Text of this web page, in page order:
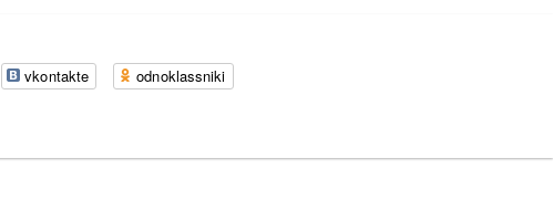
vkontakte odnoklassniki